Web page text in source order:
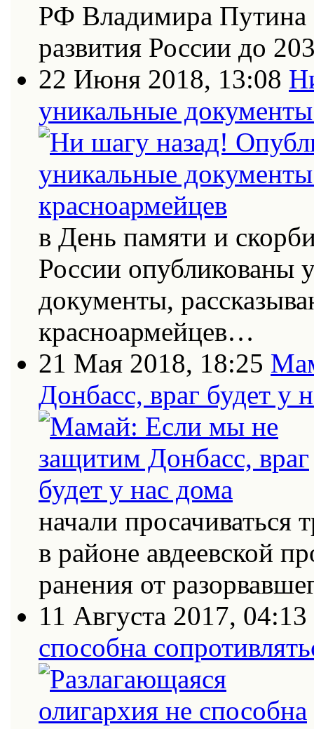
РФ Владимира Путина
развития России до
22 Июня 2018, 13:08
уникальные
в День памяти и
России опубликованы
документы,
красноармейцев…
21 Мая 2018, 18:25
Донбасс, враг будет у
начали
в районе авдеевской
ранения от
11 Августа 2017, 04:13
способна